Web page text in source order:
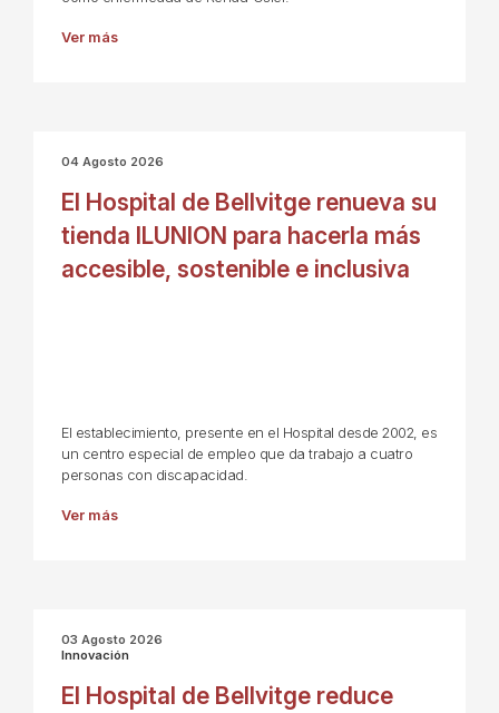
Ver más
04 Agosto 2026
El Hospital de Bellvitge renueva su
tienda ILUNION para hacerla más
accesible, sostenible e inclusiva
El establecimiento, presente en el Hospital desde 2002, es
un centro especial de empleo que da trabajo a cuatro
personas con discapacidad.
Ver más
03 Agosto 2026
Innovación
El Hospital de Bellvitge reduce